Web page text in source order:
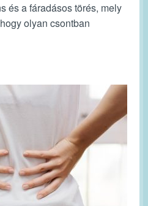
és a fáradásos törés, mely
olyan csontban